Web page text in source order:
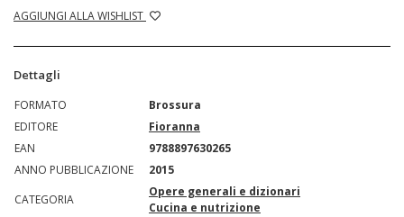
AGGIUNGI ALLA WISHLIST
Dettagli
FORMATO
Brossura
EDITORE
Fioranna
EAN
9788897630265
ANNO PUBBLICAZIONE
2015
CATEGORIA
Opere generali e dizionari
Cucina e nutrizione